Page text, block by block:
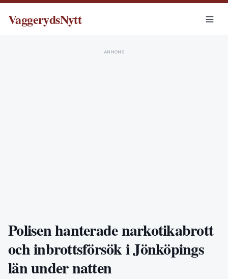
VaggerydsNytt
ANNONS
Polisen hanterade narkotikabrott
och inbrottsförsök i Jönköpings
län under natten